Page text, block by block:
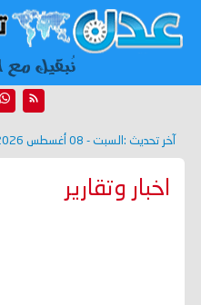
آخر تحديث : السبت - 08 أغسطس 2026 - 02:51 م
اخبار وتقارير